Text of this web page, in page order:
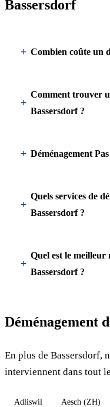
Bassersdorf
Combien coûte un
Comment trouver
Bassersdorf ?
Déménagement
Quels services de
Bassersdorf ?
Quel est le meilleur
Bassersdorf ?
Déménagement
En plus de Bassersdorf,
interviennent dans tout
Adliswil Aesch (ZH)